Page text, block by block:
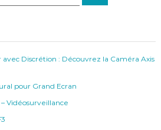
c
r
Discrétion : Découvrez la Caméra Axis
pour Grand Ecran
Vidéosurveillance